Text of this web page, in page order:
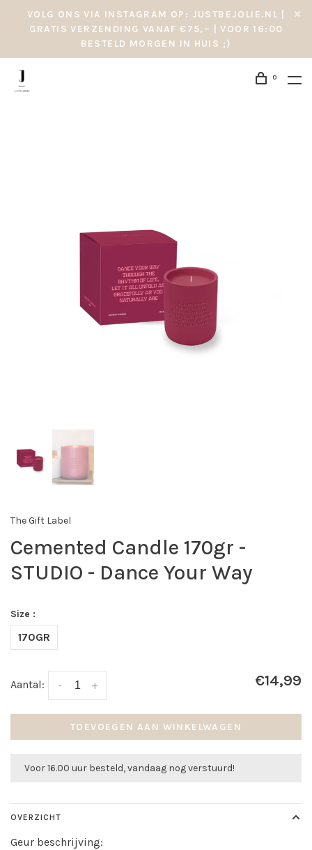
VOLG ONS VIA INSTAGRAM OP: JUSTBEJOLIE.NL |
GRATIS VERZENDING VANAF €75,– | VOOR 16:00
BESTELD MORGEN IN HUIS ;)
0
The Gift Label
Cemented Candle 170gr -
STUDIO - Dance Your Way
Size :
170GR
Aantal: +
- €14,99
TOEVOEGEN AAN WINKELWAGEN
Voor 16.00 uur besteld, vandaag nog verstuurd!
OVERZICHT
Geur beschrijving: